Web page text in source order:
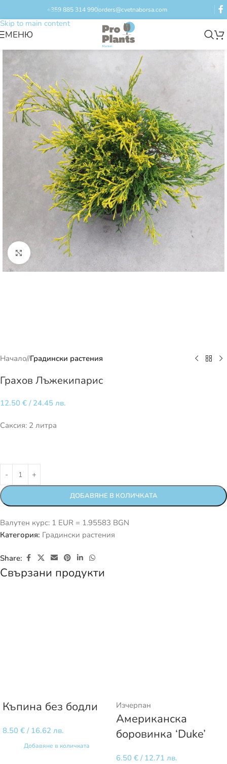
Skip to navigation
Skip to main content
+359 885 314 990orders@cvetnaborsa.com
МЕНЮ
Кликнете за уголемяване
Начало/ Градински растения
Грахов Лъжекипарис
12.50 € / 24.45 лв.
Саксия: 2 литра
ДОБАВЯНЕ В КОЛИЧКАТА
Валутен курс: 1 EUR = 1.95583 BGN
Категория: Градински растения
Share:
Свързани продукти
Къпина без бодли
8.50 € / 16.62 лв.
Добавяне в количката
Изчерпан
Американска
боровинка ‘Duke’
6.50 € / 12.71 лв.